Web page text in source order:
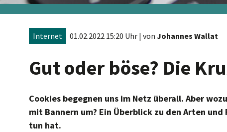
Internet 01.02.2022 15:20 Uhr | von Johannes Wallat
Gut oder böse? Die
Cookies begegnen uns im Netz überall. Aber
mit Bannern um? Ein Überblick zu den Arten
tun hat.